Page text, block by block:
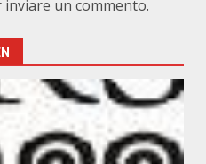
inviare un commento.